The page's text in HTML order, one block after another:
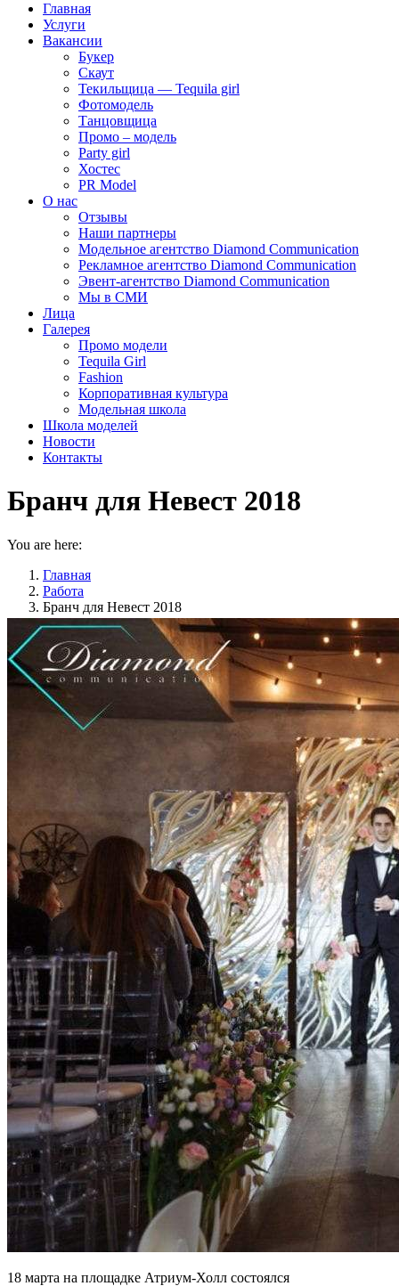
Главная
Услуги
Вакансии
Букер
Скаут
Текильщица — Tequila girl
Фотомодель
Танцовщица
Промо – модель
Party girl
Хостес
PR Model
О нас
Отзывы
Наши партнеры
Модельное агентство Diamond Communication
Рекламное агентство Diamond Communication
Эвент-агентство Diamond Communication
Мы в СМИ
Лица
Галерея
Промо модели
Tequila Girl
Fashion
Корпоративная культура
Модельная школа
Школа моделей
Новости
Контакты
Бранч для Невест 2018
You are here:
Главная
Работа
Бранч для Невест 2018
18 марта на площадке Атриум-Холл состоялся